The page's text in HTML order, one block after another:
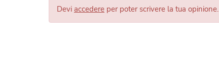
Devi accedere per poter scrivere la tua opinione.